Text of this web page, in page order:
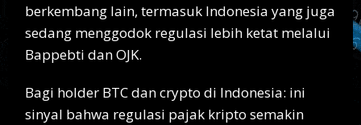
berkembang lain, termasuk Indonesia yang juga
sedang menggodok regulasi lebih ketat melalui
Bappebti dan OJK.
Bagi holder BTC dan crypto di Indonesia: ini
sinyal bahwa regulasi pajak kripto semakin